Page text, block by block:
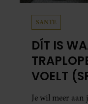
SANTE
DÍT IS
VOELT
NIET
Je wil meer